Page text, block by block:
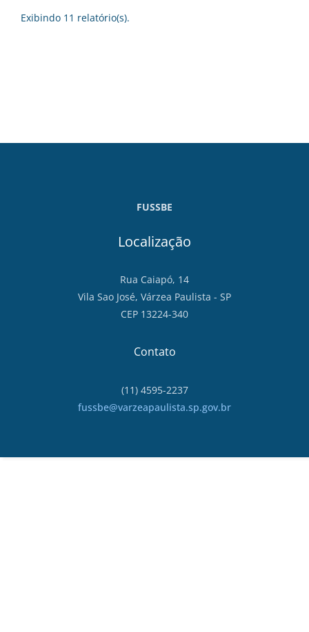
Exibindo 11 relatório(s).
FUSSBE
Localização
Rua Caiapó, 14
Vila Sao José, Várzea Paulista - SP
CEP 13224-340
Contato
(11) 4595-2237
fussbe@varzeapaulista.sp.gov.br